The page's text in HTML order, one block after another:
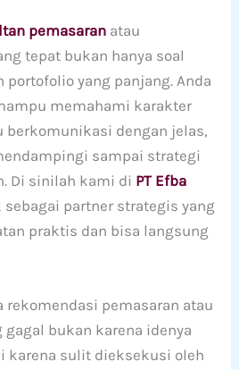
pemasaran atau
tepat bukan hanya soal
yang panjang. Anda
memahami karakter
berkomunikasi dengan jelas,
sampai strategi
Di sinilah kami di PT Efba
sebagai partner strategis yang
praktis dan bisa langsung
rekomendasi pemasaran atau
bukan karena idenya
karena sulit dieksekusi oleh